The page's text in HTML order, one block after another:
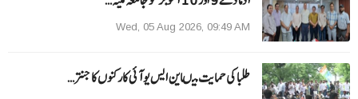
Wed, 05 Aug 2026, 09:49 AM
طلبا کی حمایت میںاین ایس یو آئی کارکنوں کا جنتر…